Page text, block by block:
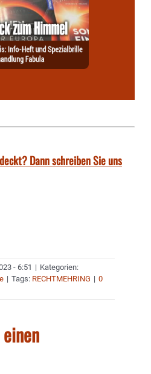
Dann schreiben Sie uns
- 6:51 | Kategorien:
| Tags: RECHTMEHRING | 0